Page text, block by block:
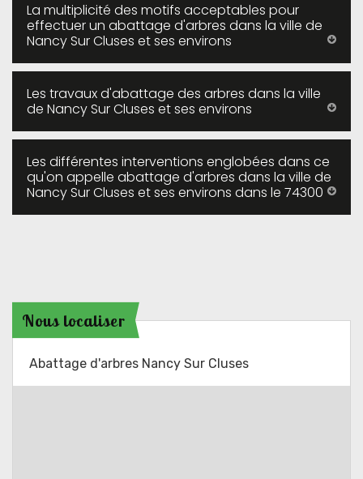
La multiplicité des motifs acceptables pour
effectuer un abattage d'arbres dans la ville de
Nancy Sur Cluses et ses environs
Les travaux d'abattage des arbres dans la ville
de Nancy Sur Cluses et ses environs
Les différentes interventions englobées dans ce
qu'on appelle abattage d'arbres dans la ville de
Nancy Sur Cluses et ses environs dans le 74300
Nous localiser
Abattage d'arbres Nancy Sur Cluses